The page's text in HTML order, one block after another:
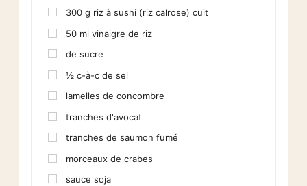
300 g riz à sushi (riz calrose) cuit
50 ml vinaigre de riz
de sucre
½ c-à-c de sel
lamelles de concombre
tranches d'avocat
tranches de saumon fumé
morceaux de crabes
sauce soja